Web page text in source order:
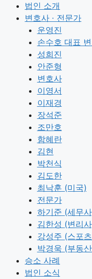
법인 소개
변호사 · 전문가
운영진
손수호 대표
성희진
안준형
변호사
이영서
이재경
장석준
조만호
함혜란
김현
박천식
김도한
최낙훈 (미국)
전문가
하기준 (세무
김한성 (변리
강성주 (스포
박경욱 (부동
승소 사례
법인 소식